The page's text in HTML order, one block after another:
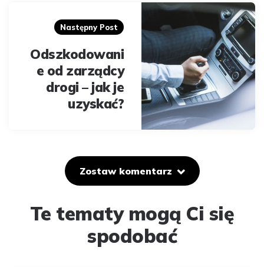
Następny Post
Odszkodowani
e od zarządcy
drogi – jak je
uzyskać?
Zostaw komentarz
Te tematy mogą Ci się
spodobać